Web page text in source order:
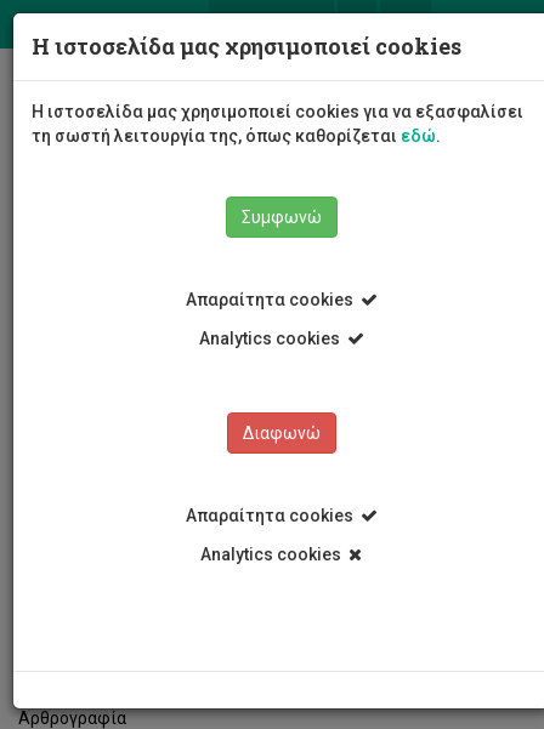
Αρθρογραφία
Η ιστοσελίδα μας χρησιμοποιεί cookies
Η ιστοσελίδα μας χρησιμοποιεί cookies για να εξασφαλίσει
τη σωστή λειτουργία της, όπως καθορίζεται εδώ.
Συμφωνώ
Απαραίτητα cookies
Analytics cookies
Διαφωνώ
Απαραίτητα cookies
Analytics cookies